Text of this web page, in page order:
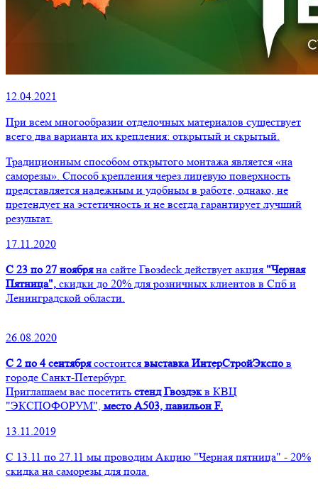
12.04.2021
При всем многообразии отделочных материалов существует
всего два варианта их крепления: открытый и скрытый.
Традиционным способом открытого монтажа является «на
саморезы». Способ крепления через лицевую поверхность
представляется надежным и удобным в работе, однако, не
претендует на эстетичность и не всегда гарантирует лучший
результат.
17.11.2020
С 23 по 27 ноябряна сайте Гвозdeck действует акция "Черная
Пятница", скидки до 20% для розничных клиентов в Спб и
Ленинградской области.
26.08.2020
С 2 по 4 сентябрясостоится выставка ИнтерСтройЭкспо в
городе Санкт-Петербург.
Приглашаем вас посетить стенд Гвоздэкв КВЦ
"ЭКСПОФОРУМ", место А503, павильон F.
13.11.2019
С 13.11 по 27.11 мы проводим Акцию "Черная пятница" - 20%
скидка на саморезы для пола